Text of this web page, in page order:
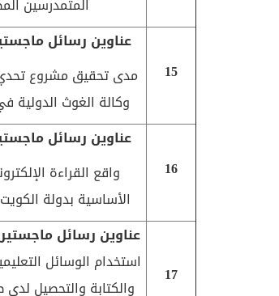
المتمدرسين
15
عناوين رسائل
مدى تحقيق مشروع تحدي
وكالة الغوث
16
عناوين رسائل
واقع القراءة
الأساسية بدولة
17
عناوين رسائل
استخدام الوسائل
والكتابة والتحصيل